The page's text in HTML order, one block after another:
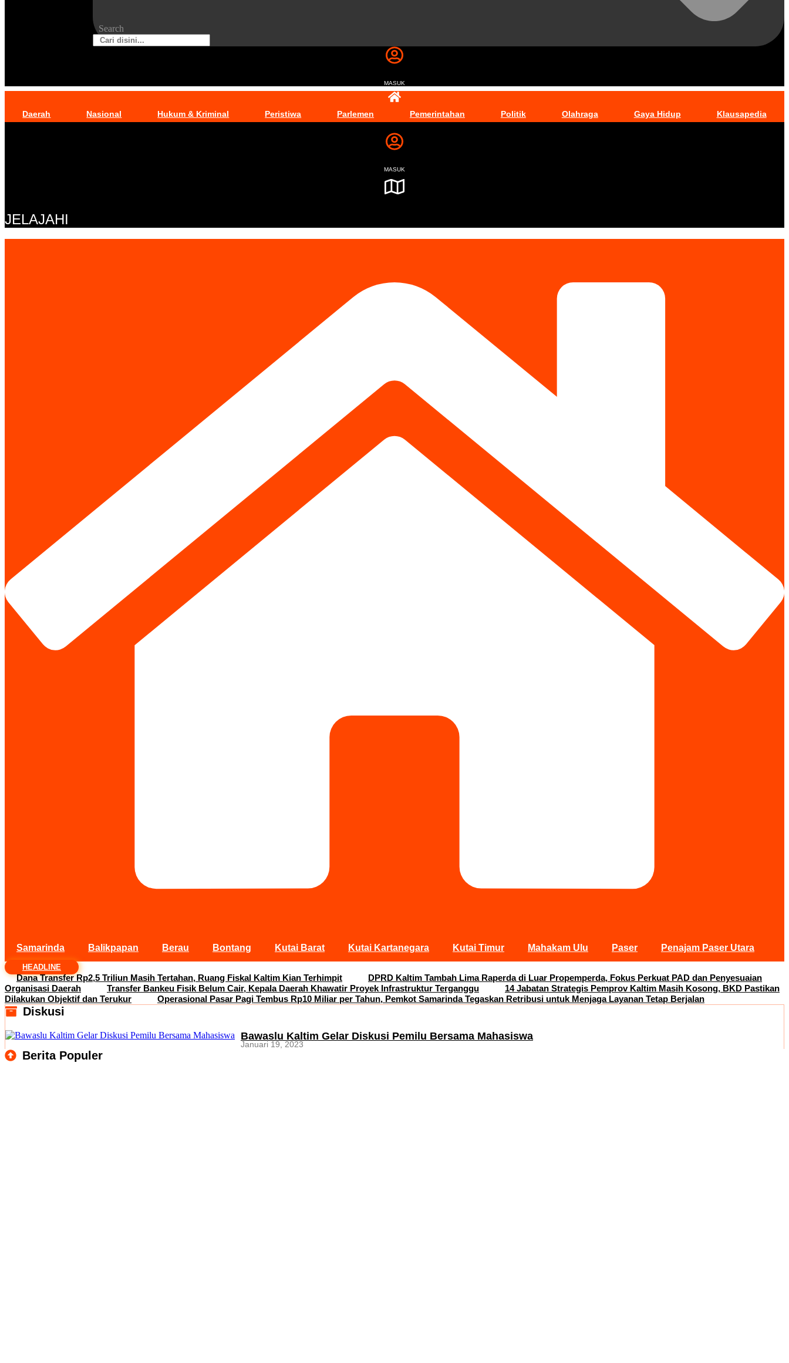
Search
MASUK
Daerah Nasional Hukum & Kriminal Peristiwa Parlemen Pemerintahan Politik Olahraga Gaya Hidup Klausapedia
MASUK
JELAJAHI
Samarinda Balikpapan Berau Bontang Kutai Barat Kutai Kartanegara Kutai Timur Mahakam Ulu Paser Penajam Paser Utara
HEADLINE
Dana Transfer Rp2,5 Triliun Masih Tertahan, Ruang Fiskal Kaltim Kian Terhimpit
DPRD Kaltim Tambah Lima Raperda di Luar Propemperda, Fokus Perkuat PAD dan Penyesuaian
Organisasi Daerah
Transfer Bankeu Fisik Belum Cair, Kepala Daerah Khawatir Proyek Infrastruktur Terganggu
14 Jabatan Strategis Pemprov Kaltim Masih Kosong, BKD Pastikan
Dilakukan Objektif dan Terukur
Operasional Pasar Pagi Tembus Rp10 Miliar per Tahun, Pemkot Samarinda Tegaskan Retribusi untuk Menjaga Layanan Tetap Berjalan
Diskusi
Bawaslu Kaltim Gelar Diskusi Pemilu Bersama Mahasiswa
Januari 19, 2023
Berita Populer